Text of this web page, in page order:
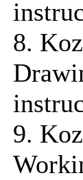
8.
9.